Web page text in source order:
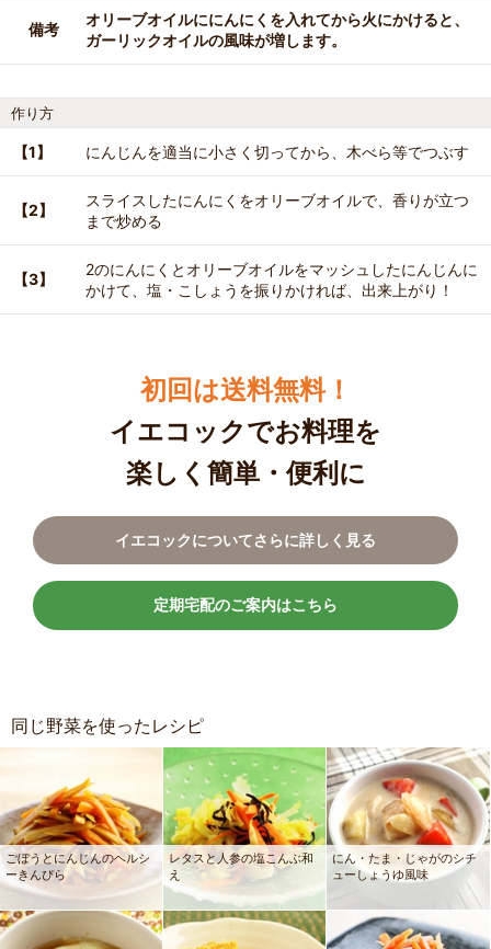
備考
オリーブオイルににんにくを入れてから火にかけると、
ガーリックオイルの風味が増します。
作り方
【1】 にんじんを適当に小さく切ってから、木べら等でつぶす
【2】
スライスしたにんにくをオリーブオイルで、香りが立つ
まで炒める
【3】
2のにんにくとオリーブオイルをマッシュしたにんじんに
かけて、塩・こしょうを振りかければ、出来上がり！
初回は送料無料！
イエコックでお料理を
楽しく簡単・便利に
イエコックについてさらに詳しく見る
定期宅配のご案内はこちら
同じ野菜を使ったレシピ
ごぼうとにんじんのヘルシ
ーきんぴら
レタスと人参の塩こんぶ和
え
にん・たま・じゃがのシチ
ューしょうゆ風味